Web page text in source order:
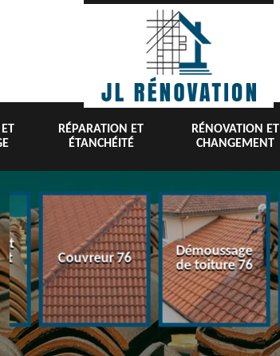
RÉPARATION ET
ÉTANCHÉITÉ
RÉNOVATION ET
CHANGEMENT
Couvreur 76
Démoussage
de toiture 76